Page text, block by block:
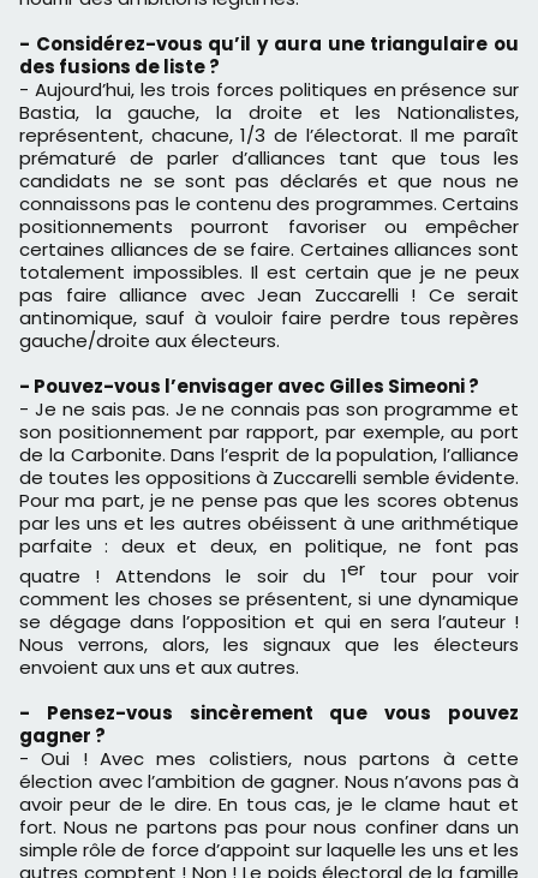
- Considérez-vous qu’il y aura une triangulaire ou
des fusions de liste ?
- Aujourd’hui, les trois forces politiques en présence sur
Bastia, la gauche, la droite et les Nationalistes,
représentent, chacune, 1/3 de l’électorat. Il me paraît
prématuré de parler d’alliances tant que tous les
candidats ne se sont pas déclarés et que nous ne
connaissons pas le contenu des programmes. Certains
positionnements pourront favoriser ou empêcher
certaines alliances de se faire. Certaines alliances sont
totalement impossibles. Il est certain que je ne peux
pas faire alliance avec Jean Zuccarelli ! Ce serait
antinomique, sauf à vouloir faire perdre tous repères
gauche/droite aux électeurs.
- Pouvez-vous l’envisager avec Gilles Simeoni ?
- Je ne sais pas. Je ne connais pas son programme et
son positionnement par rapport, par exemple, au port
de la Carbonite. Dans l’esprit de la population, l’alliance
de toutes les oppositions à Zuccarelli semble évidente.
Pour ma part, je ne pense pas que les scores obtenus
par les uns et les autres obéissent à une arithmétique
parfaite : deux et deux, en politique, ne font pas
quatre ! Attendons le soir du 1ertour pour voir
comment les choses se présentent, si une dynamique
se dégage dans l’opposition et qui en sera l’auteur !
Nous verrons, alors, les signaux que les électeurs
envoient aux uns et aux autres.
- Pensez-vous sincèrement que vous pouvez
gagner ?
- Oui ! Avec mes colistiers, nous partons à cette
élection avec l’ambition de gagner. Nous n’avons pas à
avoir peur de le dire. En tous cas, je le clame haut et
fort. Nous ne partons pas pour nous confiner dans un
simple rôle de force d’appoint sur laquelle les uns et les
autres comptent ! Non ! Le poids électoral de la famille